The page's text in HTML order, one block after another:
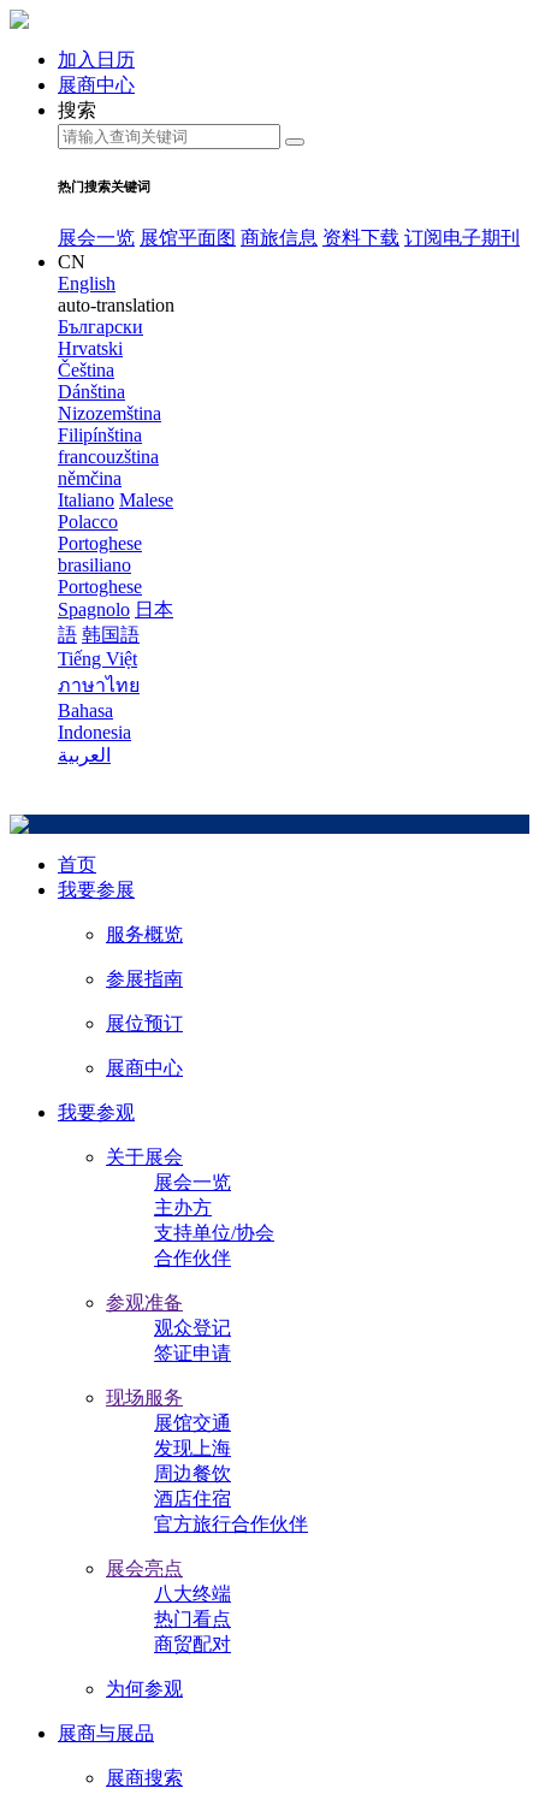
加入日历
展商中心
搜索
热门搜索关键词
展会一览 展馆平面图 商旅信息 资料下载 订阅电子期刊
CN
English
auto-translation
Български
Hrvatski
Čeština
Dánština
Nizozemština
Filipínština
francouzština
němčina
Italiano Malese
Polacco
Portoghese
brasiliano
Portoghese
Spagnolo 日本
語 韩国語
Tiếng Việt
ภาษาไทย
Bahasa
Indonesia
العربية
首页
我要参展
服务概览
参展指南
展位预订
展商中心
我要参观
关于展会
展会一览
主办方
支持单位/协会
合作伙伴
参观准备
观众登记
签证申请
现场服务
展馆交通
发现上海
周边餐饮
酒店住宿
官方旅行合作伙伴
展会亮点
八大终端
热门看点
商贸配对
为何参观
展商与展品
展商搜索